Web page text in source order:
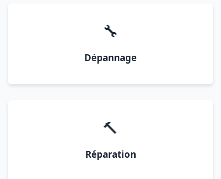
🔧
Dépannage
🔨
Réparation